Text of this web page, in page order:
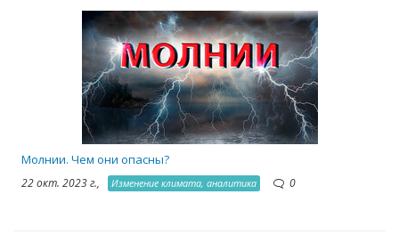
Молнии. Чем они опасны?
22 окт. 2023 г., Изменение климата, аналитика 0